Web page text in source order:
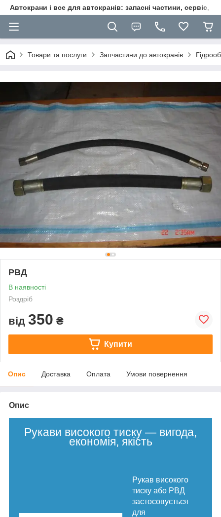
Автокрани і все для автокранів: запасні частини, сервіс,
Товари та послуги Запчастини до автокранів
РВД
В наявності
Роздріб
від 350 ₴
Купити
Опис Доставка Оплата Умови повернення
Опис
Рукави високого тиску — вигода,
економія, якість
Рукав високого
тиску або РВД
застосовується
для